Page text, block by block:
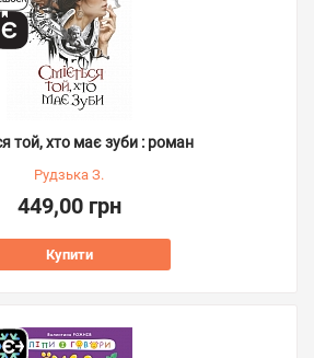
той, хто має зуби : роман
Рудзька З.
449,00 грн
Купити